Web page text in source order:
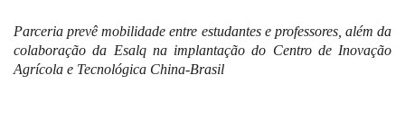
Parceria prevê mobilidade entre estudantes e professores, além da
colaboração da Esalq na implantação do Centro de Inovação
Agrícola e Tecnológica China-Brasil